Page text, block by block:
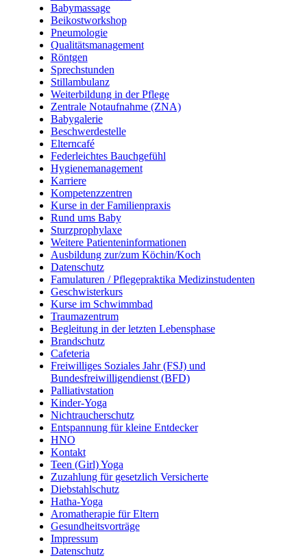
Babymassage
Beikostworkshop
Pneumologie
Qualitätsmanagement
Röntgen
Sprechstunden
Stillambulanz
Weiterbildung in der Pflege
Zentrale Notaufnahme (ZNA)
Babygalerie
Beschwerdestelle
Elterncafé
Federleichtes Bauchgefühl
Hygienemanagement
Karriere
Kompetenzzentren
Kurse in der Familienpraxis
Rund ums Baby
Sturzprophylaxe
Weitere Patienteninformationen
Ausbildung zur/zum Köchin/Koch
Datenschutz
Famulaturen / Pflegepraktika Medizinstudenten
Geschwisterkurs
Kurse im Schwimmbad
Traumazentrum
Begleitung in der letzten Lebensphase
Brandschutz
Cafeteria
Freiwilliges Soziales Jahr (FSJ) und
Bundesfreiwilligendienst (BFD)
Palliativstation
Kinder-Yoga
Nichtraucherschutz
Entspannung für kleine Entdecker
HNO
Kontakt
Teen (Girl) Yoga
Zuzahlung für gesetzlich Versicherte
Diebstahlschutz
Hatha-Yoga
Aromatherapie für Eltern
Gesundheitsvorträge
Impressum
Datenschutz